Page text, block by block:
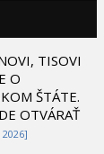
TISOVI
O
ŠTÁTE.
OTVÁRAŤ
2026]